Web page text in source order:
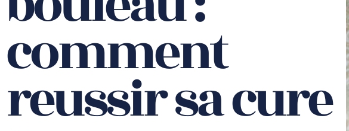
comment
reussir sa cure